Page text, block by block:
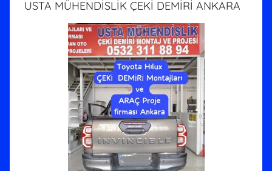
USTA MÜHENDİSLİK ÇEKİ DEMİRİ ANKARA